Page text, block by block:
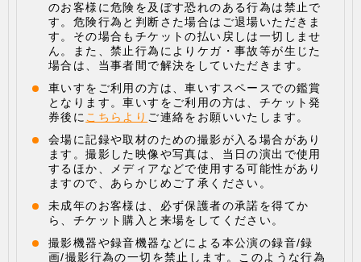
のお客様に危険を及ぼす恐れのある行為は禁止で
す。危険行為と判断さた場合はご退場いただきま
す。その場合もチケットの払い戻しは一切しませ
ん。また、禁止行為によりケガ・事故等が生じた
場合は、当事者間で解決をしていただきます。
車いすをご利用の方は、車いすスペースでの鑑賞
となります。車いすをご利用の方は、チケット発
券後に こちらより ご連絡をお願いいたします。
会場に記録や取材のための撮影が入る場合があり
ます。撮影した映像や写真は、当日の演出で使用
するほか、メディアなどで使用する可能性があり
ますので、あらかじめご了承ください。
未成年のお客様は、必ず保護者の承諾を得てか
ら、チケット購入と来場をしてください。
撮影機器や録音機器などによる本公演の録音/録
画/撮影行為の一切を禁止します。このような行為